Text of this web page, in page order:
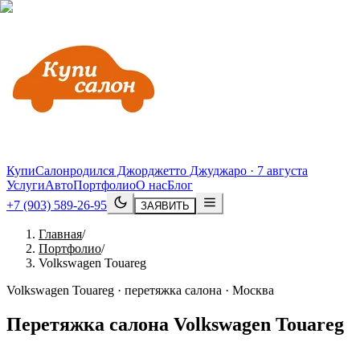
КупиСалонродился Джорджетто Джуджаро · 7 августа
УслугиАвтоПортфолиоО насБлог
+7 (903) 589-26-95
ЗАЯВИТЬ
Главная/
Портфолио/
Volkswagen Touareg
Volkswagen Touareg · перетяжка салона · Москва
Перетяжка салона Volkswagen Touareg